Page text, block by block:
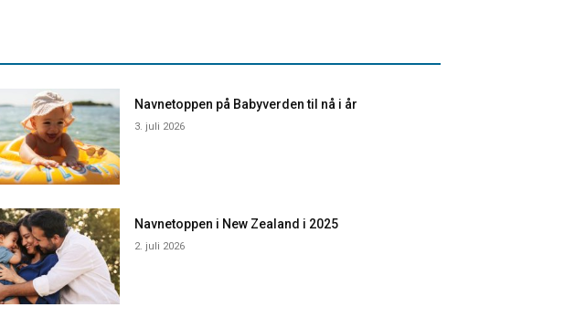
Navnetoppen på Babyverden til nå i år
3. juli 2026
Navnetoppen i New Zealand i 2025
2. juli 2026